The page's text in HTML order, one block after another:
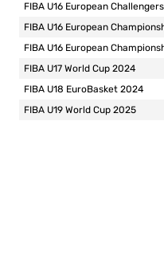
FIBA U16 European Challengers
FIBA U16 European
FIBA U16 European
FIBA U17 World Cup 2024
FIBA U18 EuroBasket 2024
FIBA U19 World Cup 2025